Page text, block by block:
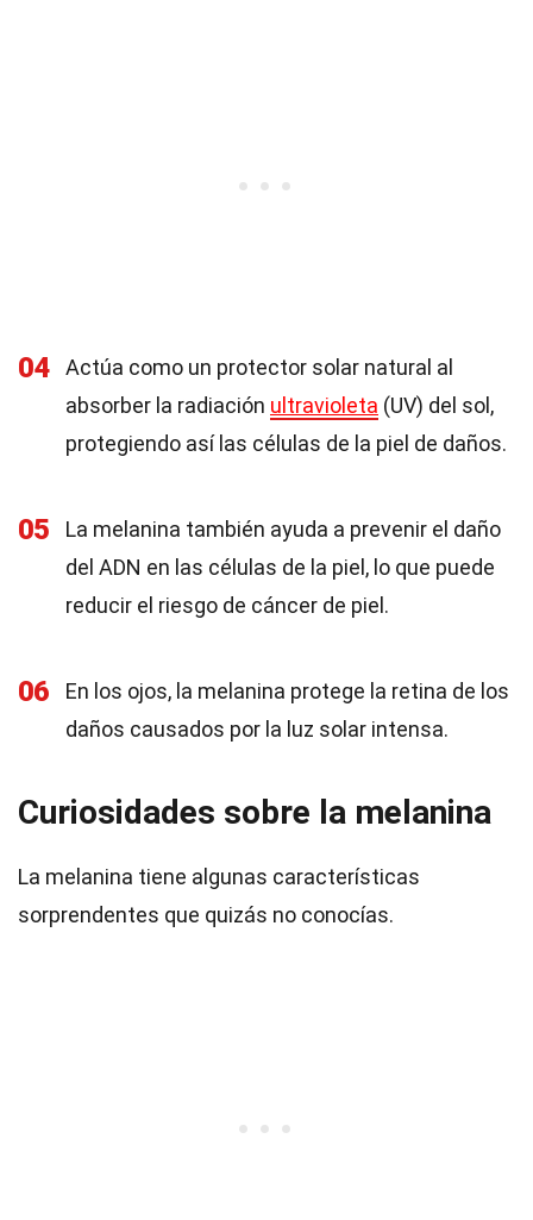
04
Actúa como un protector solar natural al
absorber la radiación ultravioleta (UV) del sol,
protegiendo así las células de la piel de daños.
05
La melanina también ayuda a prevenir el daño
del ADN en las células de la piel, lo que puede
reducir el riesgo de cáncer de piel.
06
En los ojos, la melanina protege la retina de los
daños causados por la luz solar intensa.
Curiosidades sobre la melanina
La melanina tiene algunas características
sorprendentes que quizás no conocías.